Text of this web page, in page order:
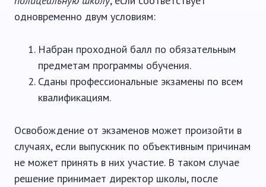
одновременно двум условиям:
Набран проходной балл по обязательным
предметам программы обучения.
Сданы профессиональные экзамены по всем
квалификациям.
Освобождение от экзаменов может произойти в
случаях, если выпускник по объективным причинам
не может принять в них участие. В таком случае
решение принимает директор школы, после